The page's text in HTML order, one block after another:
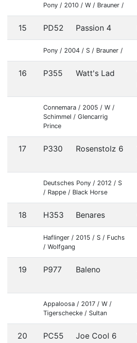
Pony / 2010 / W / Brauner /
15 PD52 Passion 4
Pony / 2004 / S / Brauner /
16 P355 Watt's Lad
Connemara / 2005 / W /
Schimmel / Glencarrig
Prince
17 P330 Rosenstolz 6
Deutsches Pony / 2012 / S
/ Rappe / Black Horse
18 H353 Benares
Haflinger / 2015 / S / Fuchs
/ Wolfgang
19 P977 Baleno
Appaloosa / 2017 / W /
Tigerschecke / Sultan
20 PC55 Joe Cool 6